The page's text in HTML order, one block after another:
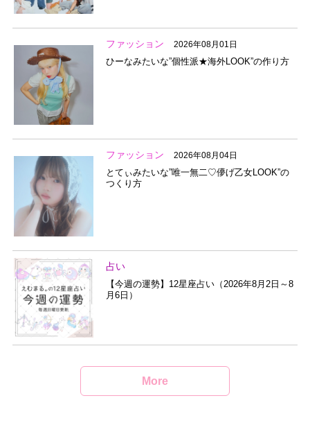
ファッション 2026年08月01日
ひーなみたいな”個性派★海外LOOK”の作り方
ファッション 2026年08月04日
とてぃみたいな”唯一無二♡儚げ乙女LOOK”の
つくり方
占い
【今週の運勢】12星座占い（2026年8月2日～8
月6日）
More